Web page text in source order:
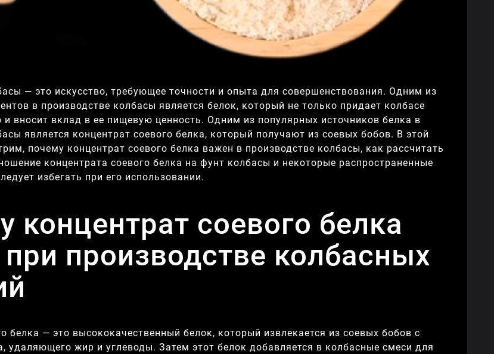
— это искусство, требующее точности и опыта для совершенствования. Одним из
в производстве колбасы является белок, который не только придает колбасе
и вносит вклад в ее пищевую ценность. Одним из популярных источников белка в
является концентрат соевого белка, который получают из соевых бобов. В этой
почему концентрат соевого белка важен в производстве колбасы, как рассчитать
концентрата соевого белка на фунт колбасы и некоторые распространенные
избегать при его использовании.
концентрат соевого белка
производстве колбасных
белка — это высококачественный белок, который извлекается из соевых бобов с
удаляющего жир и углеводы. Затем этот белок добавляется в колбасные смеси для